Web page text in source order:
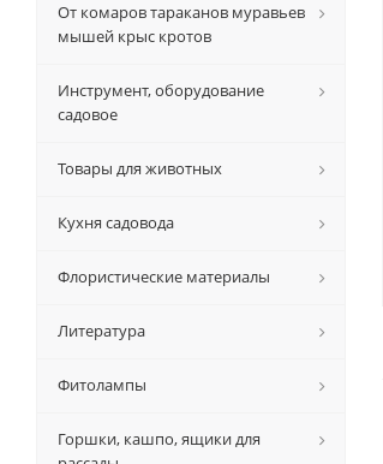
От комаров тараканов муравьев
мышей крыс кротов
Инструмент, оборудование
садовое
Товары для животных
Кухня садовода
Флористические материалы
Литература
Фитолампы
Горшки, кашпо, ящики для